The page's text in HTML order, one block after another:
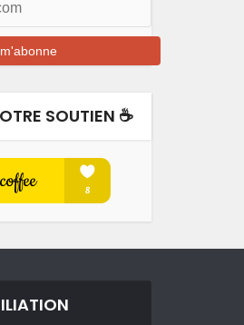
SOUTIEN ☕️